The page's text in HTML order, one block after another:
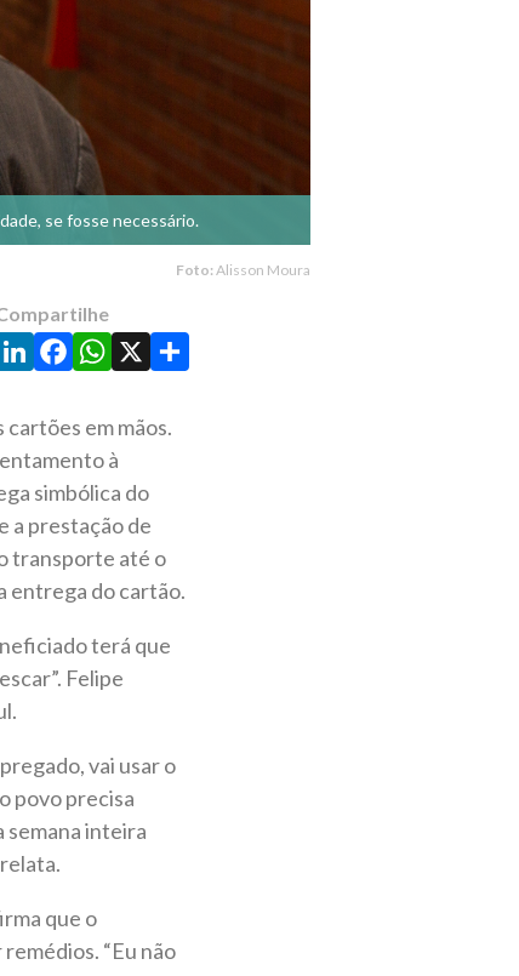
se fosse necessário.
Foto: Alisson Moura
Facebook
WhatsApp
X Share
em mãos.
à
simbólica do
a prestação de
transporte até o
entrega do cartão.
terá que
Felipe
vai usar o
povo precisa
semana inteira
que o
“Eu não